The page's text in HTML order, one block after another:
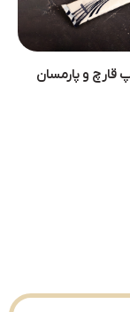
قارچ و پارمسان